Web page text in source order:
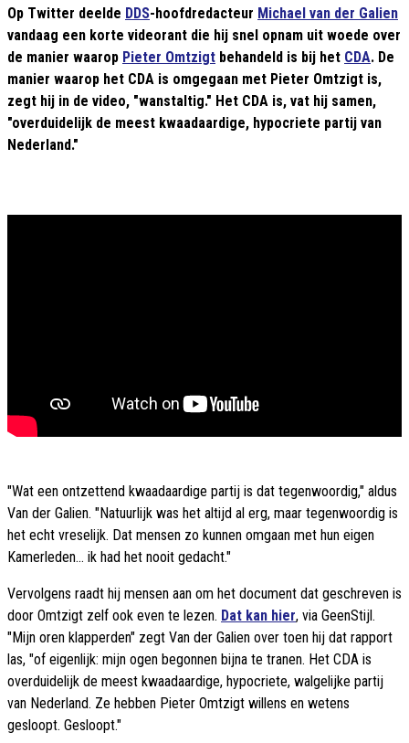
Op Twitter deelde DDS-hoofdredacteur Michael van der Galien
vandaag een korte videorant die hij snel opnam uit woede over
de manier waarop Pieter Omtzigt behandeld is bij het CDA. De
manier waarop het CDA is omgegaan met Pieter Omtzigt is,
zegt hij in de video, "wanstaltig." Het CDA is, vat hij samen,
"overduidelijk de meest kwaadaardige, hypocriete partij van
Nederland."
"Wat een ontzettend kwaadaardige partij is dat tegenwoordig," aldus
Van der Galien. "Natuurlijk was het altijd al erg, maar tegenwoordig is
het echt vreselijk. Dat mensen zo kunnen omgaan met hun eigen
Kamerleden... ik had het nooit gedacht."
Vervolgens raadt hij mensen aan om het document dat geschreven is
door Omtzigt zelf ook even te lezen. Dat kan hier, via GeenStijl.
"Mijn oren klapperden" zegt Van der Galien over toen hij dat rapport
las, "of eigenlijk: mijn ogen begonnen bijna te tranen. Het CDA is
overduidelijk de meest kwaadaardige, hypocriete, walgelijke partij
van Nederland. Ze hebben Pieter Omtzigt willens en wetens
gesloopt. Gesloopt."